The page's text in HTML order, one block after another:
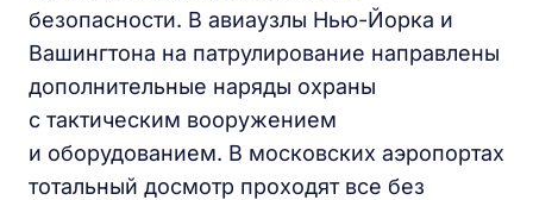
безопасности. В авиаузлы Нью-Йорка и
Вашингтона на патрулирование направлены
дополнительные наряды охраны
с тактическим вооружением
и оборудованием. В московских аэропортах
тотальный досмотр проходят все без